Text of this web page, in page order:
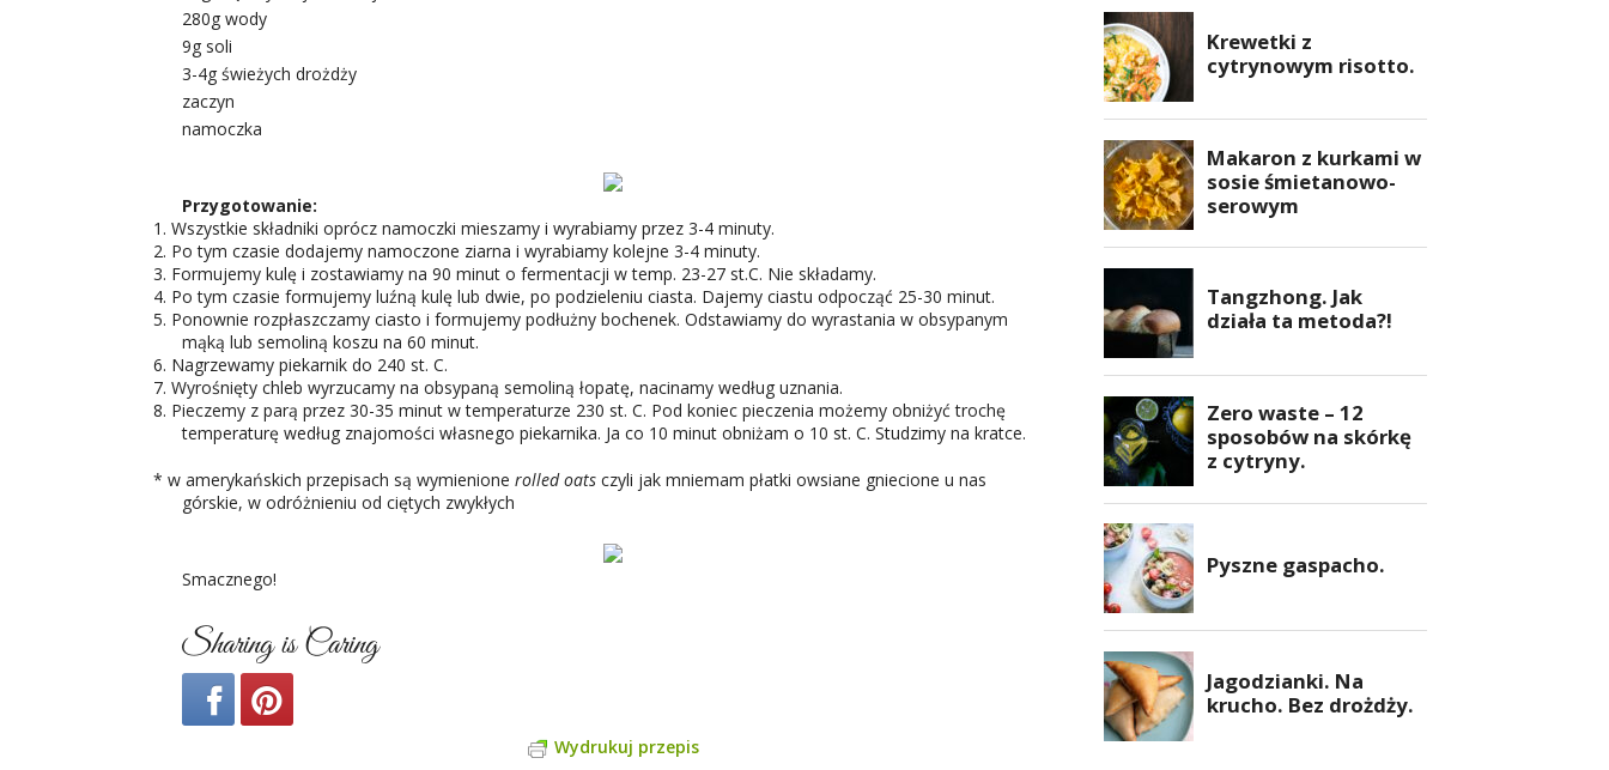
280g wody
9g soli
3-4g świeżych drożdży
zaczyn
namoczka
Przygotowanie:
1. Wszystkie składniki oprócz namoczki mieszamy i wyrabiamy przez 3-4 minuty.
2. Po tym czasie dodajemy namoczone ziarna i wyrabiamy kolejne 3-4 minuty.
3. Formujemy kulę i zostawiamy na 90 minut o fermentacji w temp. 23-27 st.C. Nie składamy.
4. Po tym czasie formujemy luźną kulę lub dwie, po podzieleniu ciasta. Dajemy ciastu odpocząć 25-30 minut.
5. Ponownie rozpłaszczamy ciasto i formujemy podłużny bochenek. Odstawiamy do wyrastania w obsypanym
mąką lub semoliną koszu na 60 minut.
6. Nagrzewamy piekarnik do 240 st. C.
7. Wyrośnięty chleb wyrzucamy na obsypaną semoliną łopatę, nacinamy według uznania.
8. Pieczemy z parą przez 30-35 minut w temperaturze 230 st. C. Pod koniec pieczenia możemy obniżyć trochę
temperaturę według znajomości własnego piekarnika. Ja co 10 minut obniżam o 10 st. C. Studzimy na kratce.
* w amerykańskich przepisach są wymienione rolled oats czyli jak mniemam płatki owsiane gniecione u nas
górskie, w odróżnieniu od ciętych zwykłych
Smacznego!
Sharing is Caring
Wydrukuj przepis